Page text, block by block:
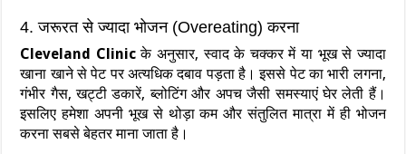
4. जरूरत से ज्यादा भोजन (Overeating) करना
Cleveland Clinicके अनुसार, स्वाद के चक्कर में या भूख से ज्यादा
खाना खाने से पेट पर अत्यधिक दबाव पड़ता है। इससे पेट का भारी लगना,
गंभीर गैस, खट्टी डकारें, ब्लोटिंग और अपच जैसी समस्याएं घेर लेती हैं।
इसलिए हमेशा अपनी भूख से थोड़ा कम और संतुलित मात्रा में ही भोजन
करना सबसे बेहतर माना जाता है।